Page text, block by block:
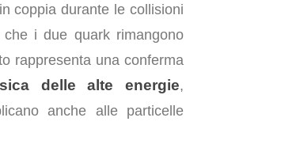
coppia durante le collisioni
i due quark rimangono
rappresenta una conferma
delle alte energie,
anche alle particelle